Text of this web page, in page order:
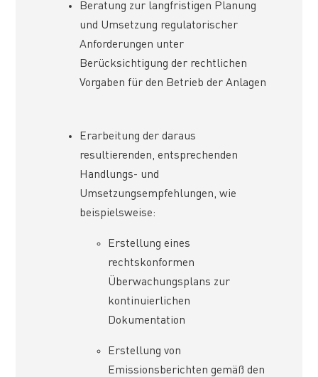
Beratung zur langfristigen Planung
und Umsetzung regulatorischer
Anforderungen unter
Berücksichtigung der rechtlichen
Vorgaben für den Betrieb der Anlagen
Erarbeitung der daraus
resultierenden, entsprechenden
Handlungs- und
Umsetzungsempfehlungen, wie
beispielsweise:
Erstellung eines
rechtskonformen
Überwachungsplans zur
kontinuierlichen
Dokumentation
Erstellung von
Emissionsberichten gemäß den